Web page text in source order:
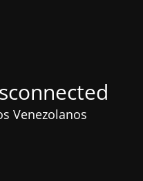
Venezolanos